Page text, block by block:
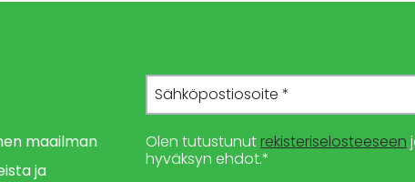
maailman
ja
Olen tutustunut rekisteriselosteeseen
hyväksyn ehdot.*